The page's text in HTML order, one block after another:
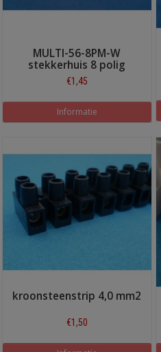
MULTI-56-8PM-W
stekkerhuis 8 polig
€1,45
Informatie
kroonsteenstrip 4,0 mm2
€1,50